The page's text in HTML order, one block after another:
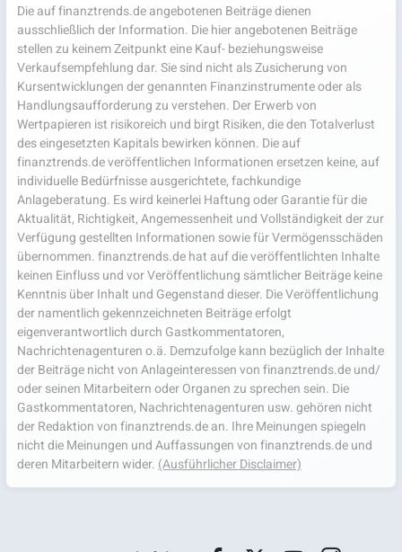
Die auf finanztrends.de angebotenen Beiträge dienen
ausschließlich der Information. Die hier angebotenen Beiträge
stellen zu keinem Zeitpunkt eine Kauf- beziehungsweise
Verkaufsempfehlung dar. Sie sind nicht als Zusicherung von
Kursentwicklungen der genannten Finanzinstrumente oder als
Handlungsaufforderung zu verstehen. Der Erwerb von
Wertpapieren ist risikoreich und birgt Risiken, die den Totalverlust
des eingesetzten Kapitals bewirken können. Die auf
finanztrends.de veröffentlichen Informationen ersetzen keine, auf
individuelle Bedürfnisse ausgerichtete, fachkundige
Anlageberatung. Es wird keinerlei Haftung oder Garantie für die
Aktualität, Richtigkeit, Angemessenheit und Vollständigkeit der zur
Verfügung gestellten Informationen sowie für Vermögensschäden
übernommen. finanztrends.de hat auf die veröffentlichten Inhalte
keinen Einfluss und vor Veröffentlichung sämtlicher Beiträge keine
Kenntnis über Inhalt und Gegenstand dieser. Die Veröffentlichung
der namentlich gekennzeichneten Beiträge erfolgt
eigenverantwortlich durch Gastkommentatoren,
Nachrichtenagenturen o.ä. Demzufolge kann bezüglich der Inhalte
der Beiträge nicht von Anlageinteressen von finanztrends.de und/
oder seinen Mitarbeitern oder Organen zu sprechen sein. Die
Gastkommentatoren, Nachrichtenagenturen usw. gehören nicht
der Redaktion von finanztrends.de an. Ihre Meinungen spiegeln
nicht die Meinungen und Auffassungen von finanztrends.de und
deren Mitarbeitern wider. (Ausführlicher Disclaimer)